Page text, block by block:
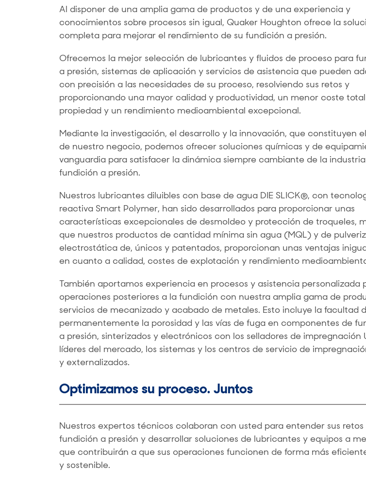
Al disponer de una amplia gama de productos y de una experiencia y
conocimientos sobre procesos sin igual, Quaker Houghton ofrece la
completa para mejorar el rendimiento de su fundición a presión.
Ofrecemos la mejor selección de lubricantes y fluidos de proceso para
a presión, sistemas de aplicación y servicios de asistencia que pueden
con precisión a las necesidades de su proceso, resolviendo sus retos y
proporcionando una mayor calidad y productividad, un menor coste
propiedad y un rendimiento medioambiental excepcional.
Mediante la investigación, el desarrollo y la innovación, que constituyen
de nuestro negocio, podemos ofrecer soluciones químicas y de
vanguardia para satisfacer la dinámica siempre cambiante de la
fundición a presión.
Nuestros lubricantes diluibles con base de agua DIE SLICK®, con
reactiva Smart Polymer, han sido desarrollados para proporcionar unas
características excepcionales de desmoldeo y protección de troqueles,
que nuestros productos de cantidad mínima sin agua (MQL) y de
electrostática de, únicos y patentados, proporcionan unas ventajas
en cuanto a calidad, costes de explotación y rendimiento
También aportamos experiencia en procesos y asistencia personalizada
operaciones posteriores a la fundición con nuestra amplia gama de
servicios de mecanizado y acabado de metales. Esto incluye la facultad
permanentemente la porosidad y las vías de fuga en componentes de
a presión, sinterizados y electrónicos con los selladores de impregnación
líderes del mercado, los sistemas y los centros de servicio de
y externalizados.
Optimizamos su proceso. Juntos
Nuestros expertos técnicos colaboran con usted para entender sus retos
fundición a presión y desarrollar soluciones de lubricantes y equipos a
que contribuirán a que sus operaciones funcionen de forma más
y sostenible.